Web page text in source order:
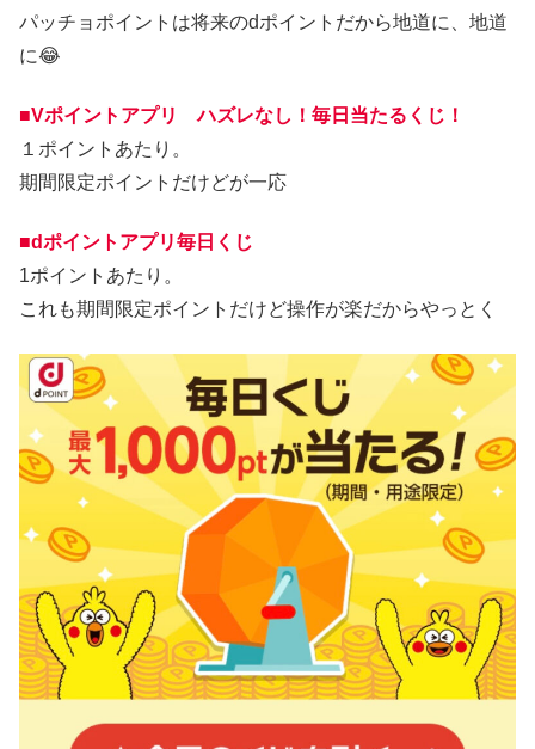
パッチョポイントは将来のdポイントだから地道に、地道
に😂
■Vポイントアプリ ハズレなし！毎日当たるくじ！
１ポイントあたり。
期間限定ポイントだけどが一応
■dポイントアプリ毎日くじ
1ポイントあたり。
これも期間限定ポイントだけど操作が楽だからやっとく